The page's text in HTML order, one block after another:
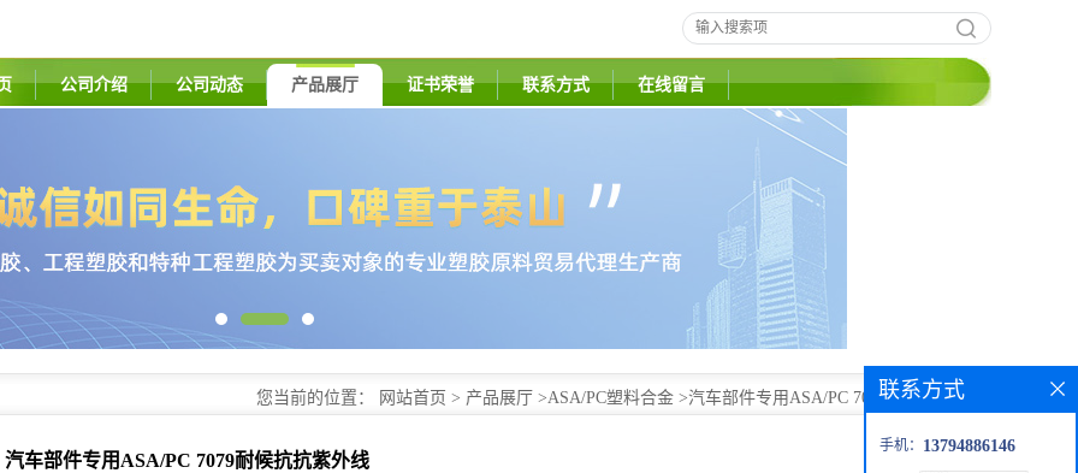
公司介绍 公司动态 产品展厅 证书荣誉 联系方式 在线留言
您当前的位置： 网站首页 > 产品展厅 >ASA/PC塑料合金 >汽车部件专用ASA/PC 7079耐候抗抗紫
外线
汽车部件专用ASA/PC 7079耐候抗抗紫外线
联系方式
手机： 13794886146